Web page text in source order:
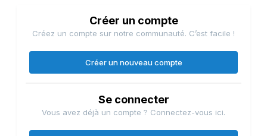
Créer un compte
Créez un compte sur notre communauté. C’est facile !
Créer un nouveau compte
Se connecter
Vous avez déjà un compte ? Connectez-vous ici.